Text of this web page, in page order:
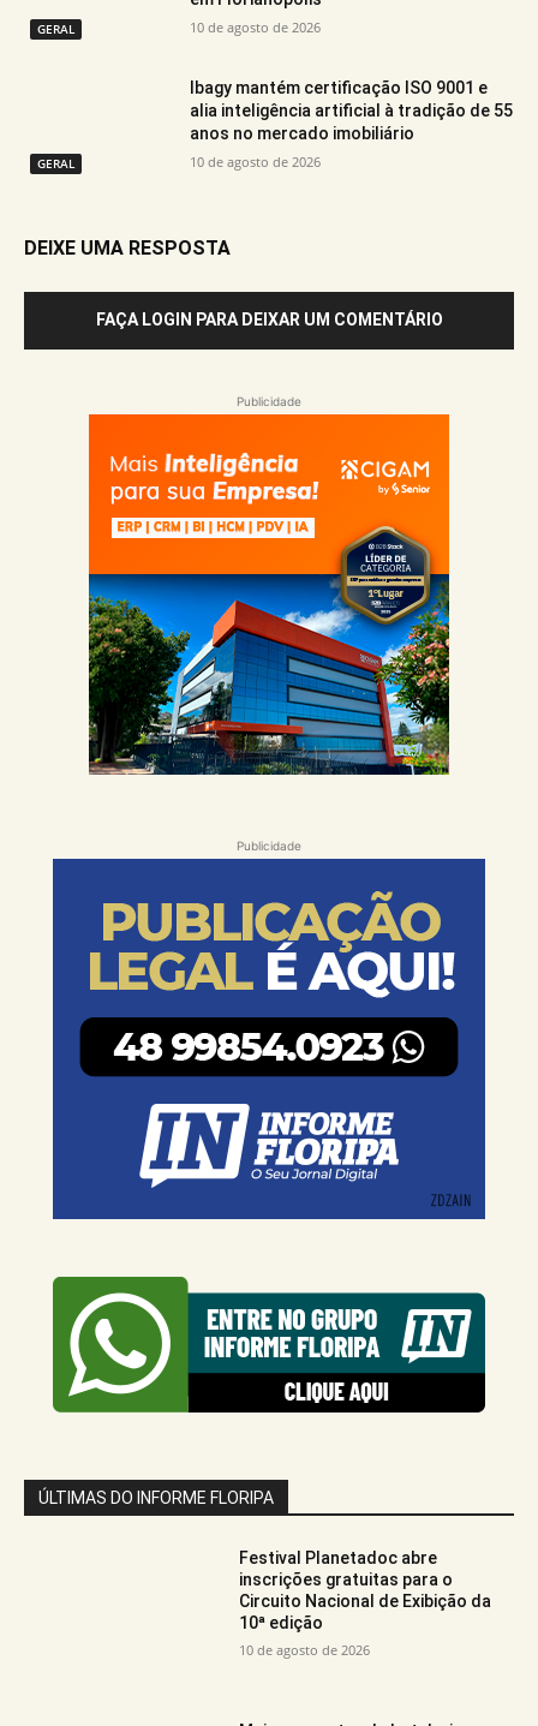
GERAL 10 de agosto de 2026
GERAL
Ibagy mantém certificação ISO 9001 e
alia inteligência artificial à tradição de 55
anos no mercado imobiliário
10 de agosto de 2026
DEIXE UMA RESPOSTA
FAÇA LOGIN PARA DEIXAR UM COMENTÁRIO
Publicidade
Publicidade
ÚLTIMAS DO INFORME FLORIPA
Festival Planetadoc abre
inscrições gratuitas para o
Circuito Nacional de Exibição da
10ª edição
10 de agosto de 2026